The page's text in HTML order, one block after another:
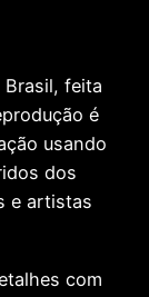
feita
é
usando
dos
e artistas
com